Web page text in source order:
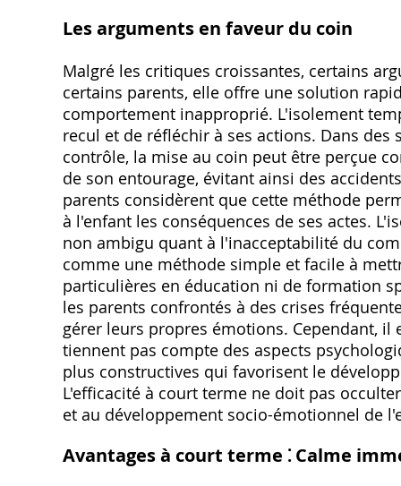
Les arguments en faveur du coin
Malgré les critiques croissantes, certains
certains parents, elle offre une solution
comportement inapproprié. L'isolement
recul et de réfléchir à ses actions. Dans
contrôle, la mise au coin peut être perçue
de son entourage, évitant ainsi des
parents considèrent que cette méthode
à l'enfant les conséquences de ses actes.
non ambigu quant à l'inacceptabilité du
comme une méthode simple et facile à
particulières en éducation ni de formation
les parents confrontés à des crises
gérer leurs propres émotions. Cependant,
tiennent pas compte des aspects
plus constructives qui favorisent le
L'efficacité à court terme ne doit pas
et au développement socio-émotionnel de
Avantages à court terme ⁚ Calme